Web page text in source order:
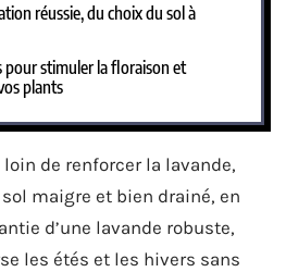
réussie, du choix du sol à
pour stimuler la floraison et
plants
de renforcer la lavande,
maigre et bien drainé, en
d’une lavande robuste,
les étés et les hivers sans